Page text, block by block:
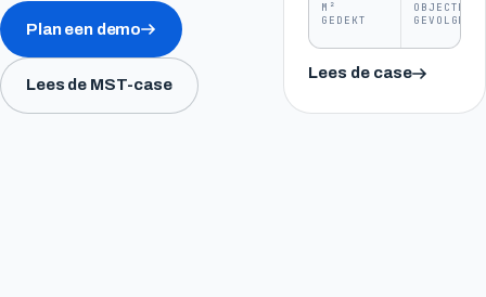
Plan een demo
Lees de MST-case
M²
GEDEKT
OBJECTEN
GEVOLGD
Lees de case